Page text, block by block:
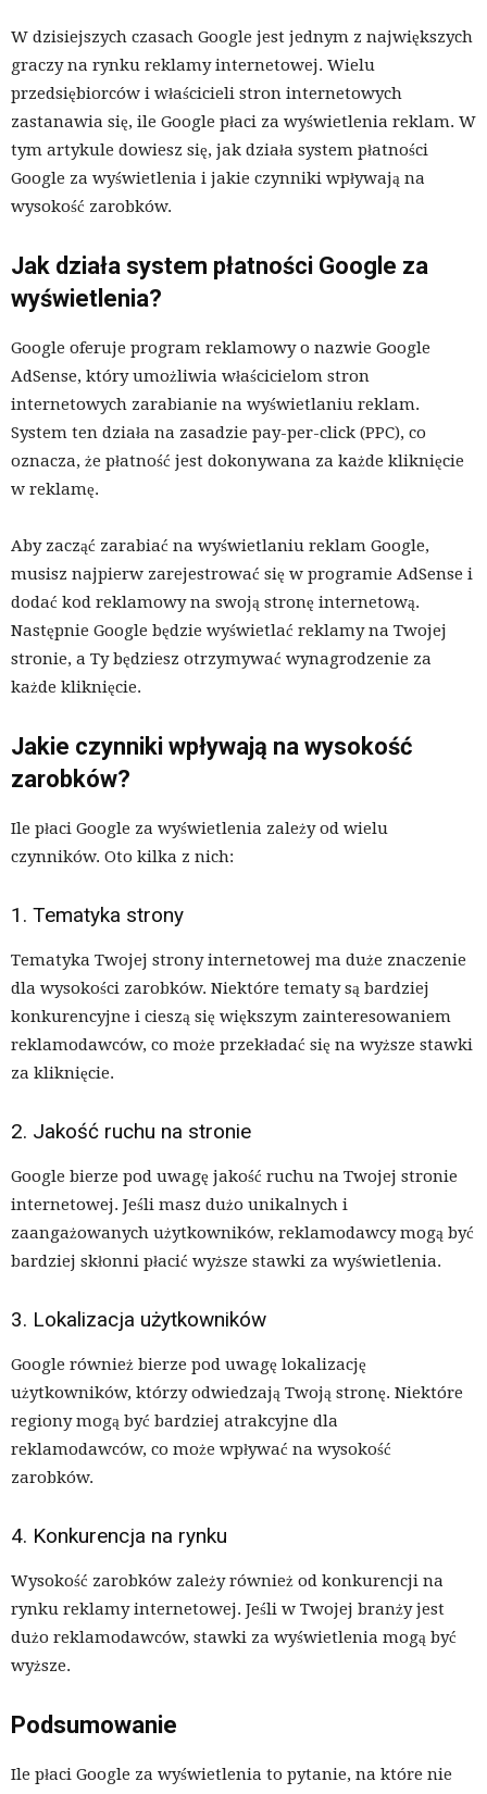
W dzisiejszych czasach Google jest jednym z największych
graczy na rynku reklamy internetowej. Wielu
przedsiębiorców i właścicieli stron internetowych
zastanawia się, ile Google płaci za wyświetlenia reklam. W
tym artykule dowiesz się, jak działa system płatności
Google za wyświetlenia i jakie czynniki wpływają na
wysokość zarobków.
Jak działa system płatności Google za
wyświetlenia?
Google oferuje program reklamowy o nazwie Google
AdSense, który umożliwia właścicielom stron
internetowych zarabianie na wyświetlaniu reklam.
System ten działa na zasadzie pay-per-click (PPC), co
oznacza, że ​​płatność jest dokonywana za każde kliknięcie
w reklamę.
Aby zacząć zarabiać na wyświetlaniu reklam Google,
musisz najpierw zarejestrować się w programie AdSense i
dodać kod reklamowy na swoją stronę internetową.
Następnie Google będzie wyświetlać reklamy na Twojej
stronie, a Ty będziesz otrzymywać wynagrodzenie za
każde kliknięcie.
Jakie czynniki wpływają na wysokość
zarobków?
Ile płaci Google za wyświetlenia zależy od wielu
czynników. Oto kilka z nich:
1. Tematyka strony
Tematyka Twojej strony internetowej ma duże znaczenie
dla wysokości zarobków. Niektóre tematy są bardziej
konkurencyjne i cieszą się większym zainteresowaniem
reklamodawców, co może przekładać się na wyższe stawki
za kliknięcie.
2. Jakość ruchu na stronie
Google bierze pod uwagę jakość ruchu na Twojej stronie
internetowej. Jeśli masz dużo unikalnych i
zaangażowanych użytkowników, reklamodawcy mogą być
bardziej skłonni płacić wyższe stawki za wyświetlenia.
3. Lokalizacja użytkowników
Google również bierze pod uwagę lokalizację
użytkowników, którzy odwiedzają Twoją stronę. Niektóre
regiony mogą być bardziej atrakcyjne dla
reklamodawców, co może wpływać na wysokość
zarobków.
4. Konkurencja na rynku
Wysokość zarobków zależy również od konkurencji na
rynku reklamy internetowej. Jeśli w Twojej branży jest
dużo reklamodawców, stawki za wyświetlenia mogą być
wyższe.
Podsumowanie
Ile płaci Google za wyświetlenia to pytanie, na które nie